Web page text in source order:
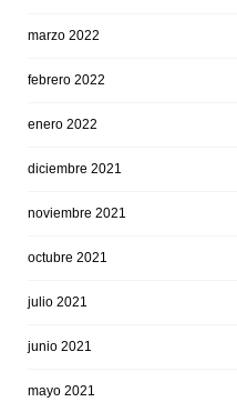
marzo 2022
febrero 2022
enero 2022
diciembre 2021
noviembre 2021
octubre 2021
julio 2021
junio 2021
mayo 2021